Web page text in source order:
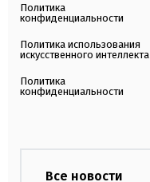
Политика
конфиденциальности
Политика использования
искусственного интеллекта
Политика
конфиденциальности
Все новости